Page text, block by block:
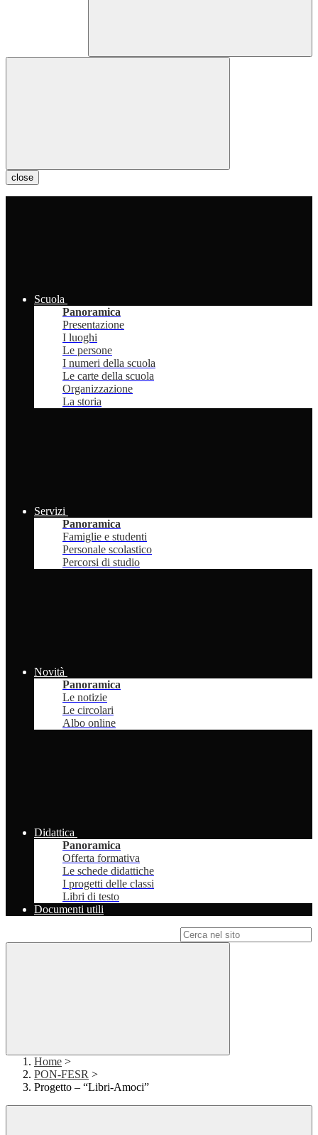
close
Scuola
Panoramica
Presentazione
I luoghi
Le persone
I numeri della scuola
Le carte della scuola
Organizzazione
La storia
Servizi
Panoramica
Famiglie e studenti
Personale scolastico
Percorsi di studio
Novità
Panoramica
Le notizie
Le circolari
Albo online
Didattica
Panoramica
Offerta formativa
Le schede didattiche
I progetti delle classi
Libri di testo
Documenti utili
Home >
PON-FESR >
Progetto – “Libri-Amoci”